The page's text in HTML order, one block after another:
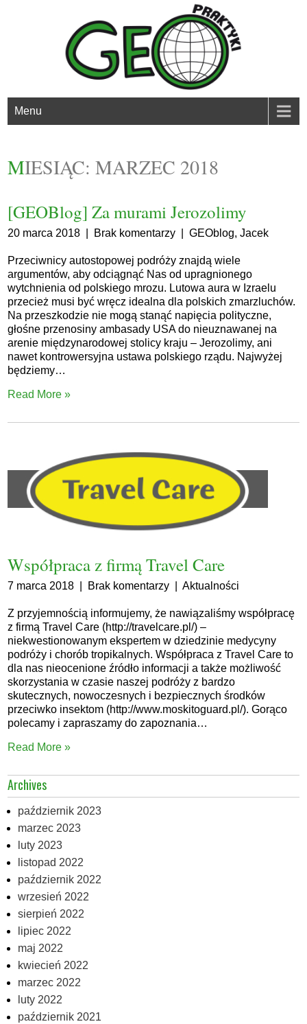
Menu
MIESIĄC:MARZEC 2018
[GEOBlog] Za murami Jerozolimy
20 marca 2018 Brak komentarzy |GEOblog,Jacek
Przeciwnicy autostopowej podróży znajdą wiele
argumentów, aby odciągnąć Nas od upragnionego
wytchnienia od polskiego mrozu. Lutowa aura w Izraelu
przecież musi być wręcz idealna dla polskich zmarzluchów.
Na przeszkodzie nie mogą stanąć napięcia polityczne,
głośne przenosiny ambasady USA do nieuznawanej na
arenie międzynarodowej stolicy kraju – Jerozolimy, ani
nawet kontrowersyjna ustawa polskiego rządu. Najwyżej
będziemy…
Read More »
Współpraca z firmą Travel Care
7 marca 2018 Brak komentarzy |Aktualności
Z przyjemnością informujemy, że nawiązaliśmy współpracę
z firmą Travel Care (http://travelcare.pl/) –
niekwestionowanym ekspertem w dziedzinie medycyny
podróży i chorób tropikalnych. Współpraca z Travel Care to
dla nas nieocenione źródło informacji a także możliwość
skorzystania w czasie naszej podróży z bardzo
skutecznych, nowoczesnych i bezpiecznych środków
przeciwko insektom (http://www.moskitoguard.pl/). Gorąco
polecamy i zapraszamy do zapoznania…
Read More »
Archives
październik 2023
marzec 2023
luty 2023
listopad 2022
październik 2022
wrzesień 2022
sierpień 2022
lipiec 2022
maj 2022
kwiecień 2022
marzec 2022
luty 2022
październik 2021